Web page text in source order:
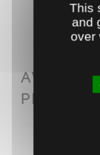
AVEC CE
PENSEZ
This
and
over